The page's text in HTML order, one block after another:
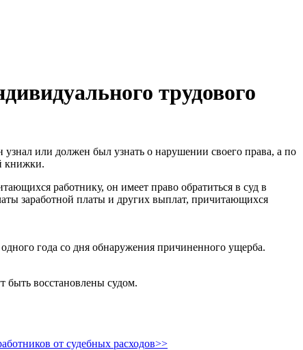
трудового
узнал или должен был узнать о нарушении своего права, а по
книжки.
работнику, он имеет право обратиться в суд в
заработной платы и других выплат, причитающихся
года со дня обнаружения причиненного ущерба.
быть восстановлены судом.
от судебных расходов>>